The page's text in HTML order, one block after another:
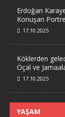
Erdoğan
Konuşan
17.10.2025
Köklerden
Öçal ve
17.10.2025
YAŞAM